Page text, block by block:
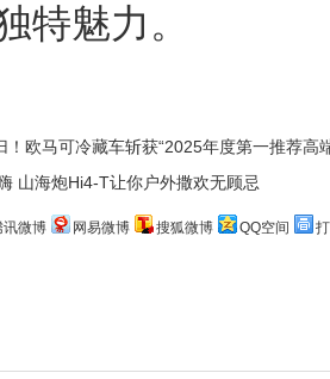
特魅力。
！欧马可冷藏车斩获“2025年度第一推荐高
山海炮Hi4-T让你户外撒欢无顾忌
讯微博 网易微博 搜狐微博 QQ空间